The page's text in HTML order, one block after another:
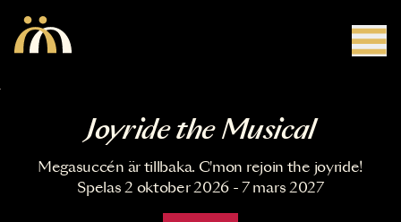
Joyride the Musical
Megasuccén är tillbaka. C'mon rejoin the joyride!
Spelas 2 oktober 2026 - 7 mars 2027